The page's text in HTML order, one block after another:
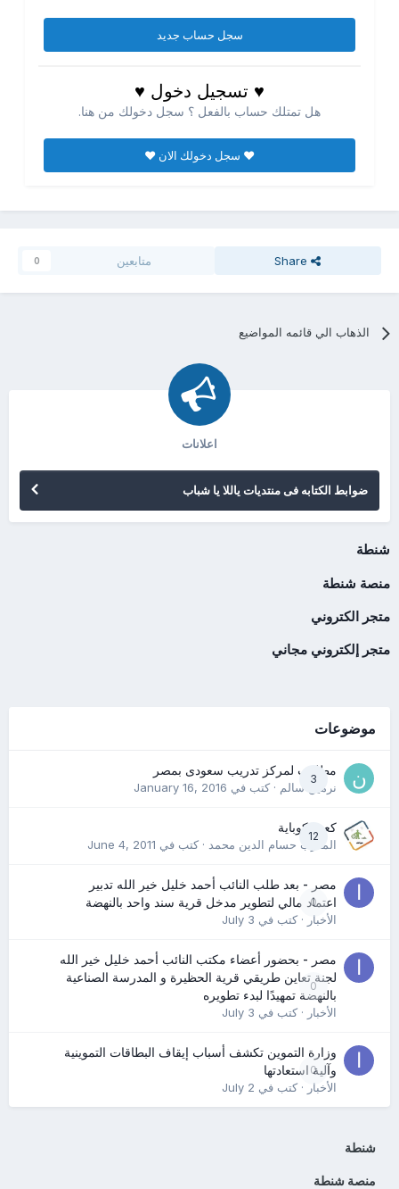
سجل حساب جديد
♥ تسجيل دخول ♥
هل تمتلك حساب بالفعل ؟ سجل دخولك من هنا.
♥ سجل دخولك الان ♥
Share متابعين 0
الذهاب الي قائمه المواضيع
اعلانات
ضوابط الكتابه فى منتديات ياللا يا شباب
شنطة
منصة شنطة
متجر الكتروني
متجر إلكتروني مجاني
موضوعات
3
مطلوب لمركز تدريب سعودى بمصر
نرمين سالم· كتب في January 16, 2016
12
كعب كوباية
المدرب حسام الدين محمد· كتب في June 4, 2011
0
مصر - بعد طلب النائب أحمد خليل خير الله تدبير
اعتماد مالي لتطوير مدخل قرية سند واحد بالنهضة
الأخبار· كتب في July 3
0
مصر - بحضور أعضاء مكتب النائب أحمد خليل خير الله
لجنة تعاين طريقي قرية الحظيرة و المدرسة الصناعية
بالنهضة تمهيدًا لبدء تطويره
الأخبار· كتب في July 3
0
وزارة التموين تكشف أسباب إيقاف البطاقات التموينية
وآلية استعادتها
الأخبار· كتب في July 2
شنطة
منصة شنطة